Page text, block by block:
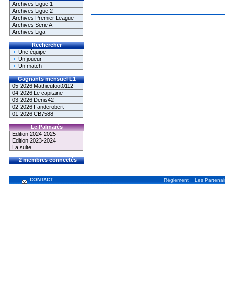
Archives Ligue 1
Archives Ligue 2
Archives Premier League
Archives Serie A
Archives Liga
Rechercher
Une équipe
Un joueur
Un match
Gagnants mensuel L1
05-2026 Mathieufoot0112
04-2026 Le capitaine
03-2026 Denis42
02-2026 Fanderobert
01-2026 CB7588
Le Palmarès
Edition 2024-2025
Edition 2023-2024
La suite ...
2 membres connectés
CONTACT Règlement | Les